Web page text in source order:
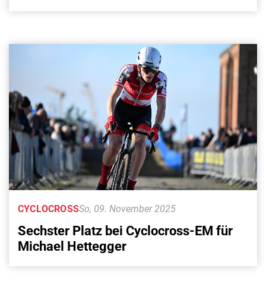
So, 09. November 2025
CYCLOCROSS
Sechster Platz bei Cyclocross-EM für
Michael Hettegger